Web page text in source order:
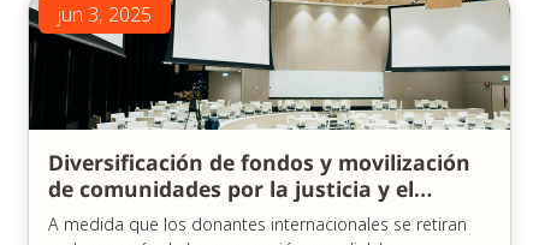
jun 3, 2025
Diversificación de fondos y movilización
de comunidades por la justicia y el
progreso: el caso de FEM Colombia
A medida que los donantes internacionales se retiran